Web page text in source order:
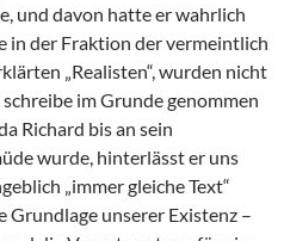
und davon hatte er wahrlich
in der Fraktion der vermeintlich
„Realisten“, wurden nicht
im Grunde genommen
Richard bis an sein
wurde, hinterlässt er uns
„immer gleiche Text“
unserer Existenz –